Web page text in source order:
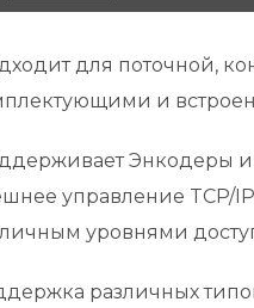
для поточной,
и
Энкодеры и
управление TCP/
уровнями
различных